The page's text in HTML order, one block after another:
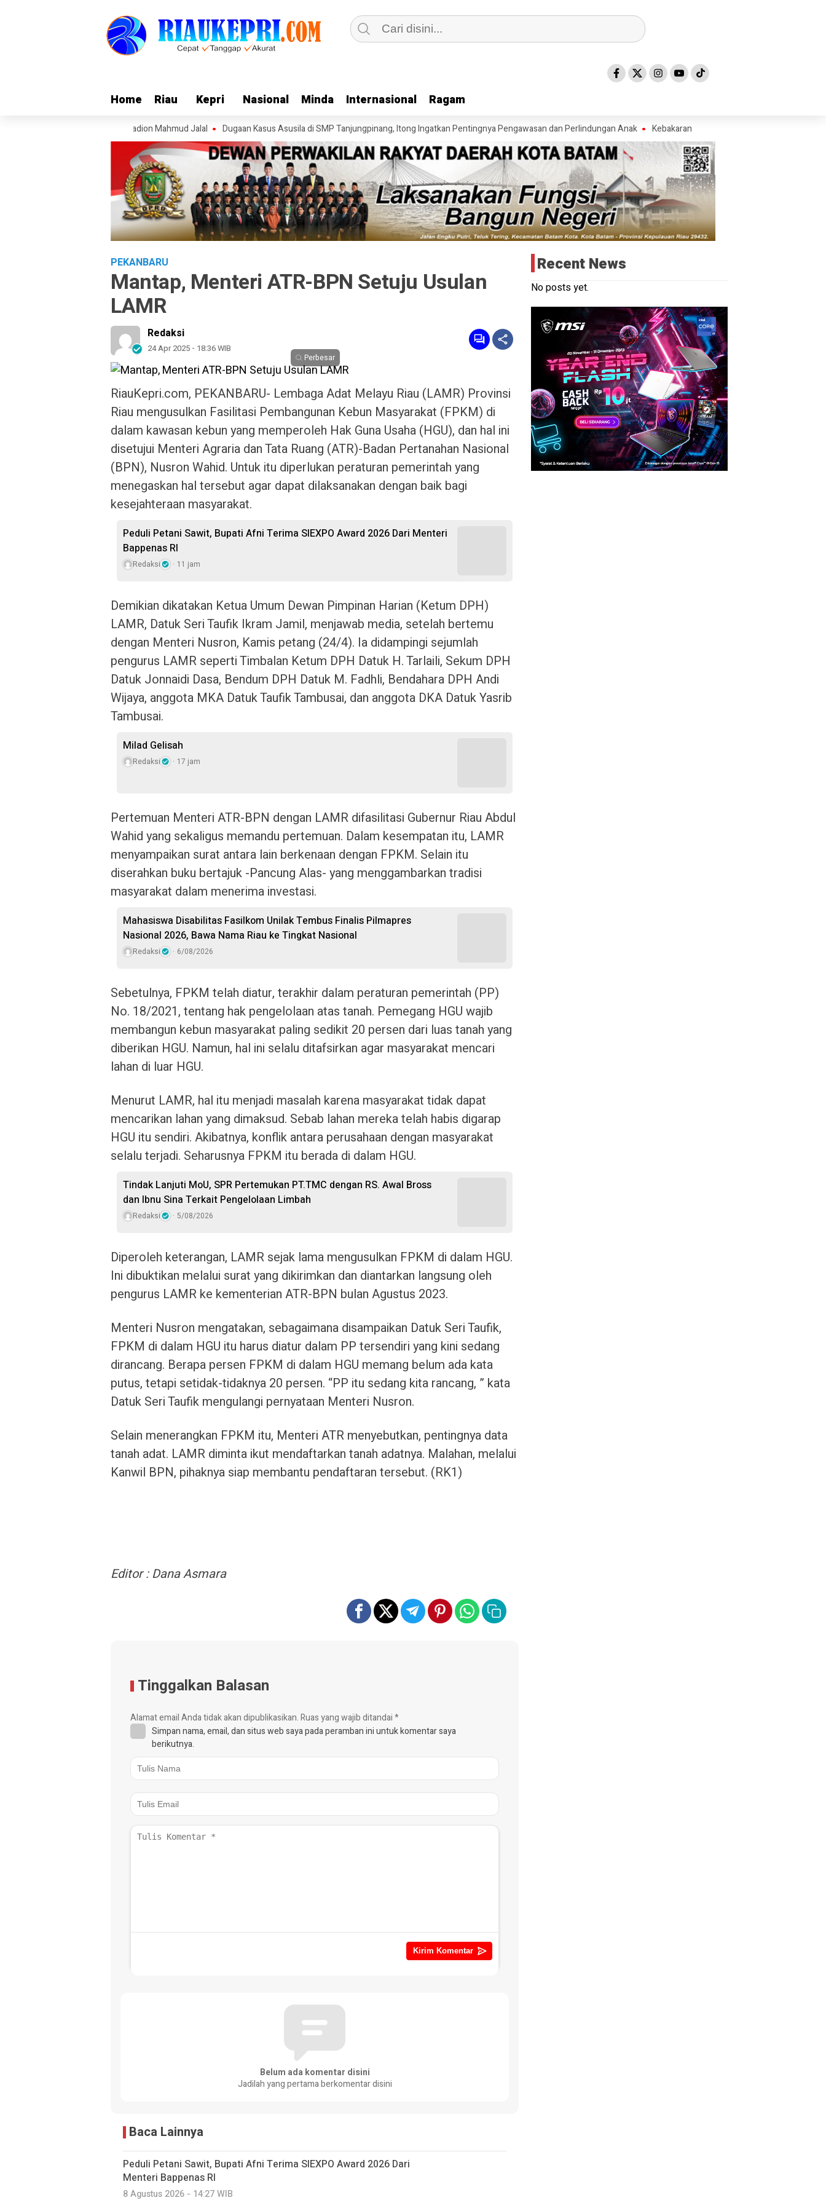
Home Riau Kepri Nasional Minda Internasional Ragam
Home Riau Kepri Nasional Minda Internasional Ragam
Kebakaran Di Depan Stadion Mahmud Jalal Dugaan Kasus Asusila di SMP Tanjungpinang, Itong Ingatkan Pentingnya Pengawasan dan Perlindungan Anak Kebakaran Lahan di Jalan Pramuka, Api Berhasil
PEKANBARU
Mantap, Menteri ATR-BPN Setuju Usulan
LAMR
Redaksi
24 Apr 2025 - 18:36 WIB
Perbesar
RiauKepri.com, PEKANBARU- Lembaga Adat Melayu Riau (LAMR) Provinsi
Riau mengusulkan Fasilitasi Pembangunan Kebun Masyarakat (FPKM) di
dalam kawasan kebun yang memperoleh Hak Guna Usaha (HGU), dan hal ini
disetujui Menteri Agraria dan Tata Ruang (ATR)-Badan Pertanahan Nasional
(BPN), Nusron Wahid. Untuk itu diperlukan peraturan pemerintah yang
menegaskan hal tersebut agar dapat dilaksanakan dengan baik bagi
kesejahteraan masyarakat.
Peduli Petani Sawit, Bupati Afni Terima SIEXPO Award 2026 Dari Menteri
Bappenas RI
Redaksi 11 jam
Demikian dikatakan Ketua Umum Dewan Pimpinan Harian (Ketum DPH)
LAMR, Datuk Seri Taufik Ikram Jamil, menjawab media, setelah bertemu
dengan Menteri Nusron, Kamis petang (24/4). Ia didampingi sejumlah
pengurus LAMR seperti Timbalan Ketum DPH Datuk H. Tarlaili, Sekum DPH
Datuk Jonnaidi Dasa, Bendum DPH Datuk M. Fadhli, Bendahara DPH Andi
Wijaya, anggota MKA Datuk Taufik Tambusai, dan anggota DKA Datuk Yasrib
Tambusai.
Milad Gelisah
Redaksi 17 jam
Pertemuan Menteri ATR-BPN dengan LAMR difasilitasi Gubernur Riau Abdul
Wahid yang sekaligus memandu pertemuan. Dalam kesempatan itu, LAMR
menyampaikan surat antara lain berkenaan dengan FPKM. Selain itu
diserahkan buku bertajuk -Pancung Alas- yang menggambarkan tradisi
masyarakat dalam menerima investasi.
Mahasiswa Disabilitas Fasilkom Unilak Tembus Finalis Pilmapres
Nasional 2026, Bawa Nama Riau ke Tingkat Nasional
Redaksi 6/08/2026
Sebetulnya, FPKM telah diatur, terakhir dalam peraturan pemerintah (PP)
No. 18/2021, tentang hak pengelolaan atas tanah. Pemegang HGU wajib
membangun kebun masyarakat paling sedikit 20 persen dari luas tanah yang
diberikan HGU. Namun, hal ini selalu ditafsirkan agar masyarakat mencari
lahan di luar HGU.
Menurut LAMR, hal itu menjadi masalah karena masyarakat tidak dapat
mencarikan lahan yang dimaksud. Sebab lahan mereka telah habis digarap
HGU itu sendiri. Akibatnya, konflik antara perusahaan dengan masyarakat
selalu terjadi. Seharusnya FPKM itu berada di dalam HGU.
Tindak Lanjuti MoU, SPR Pertemukan PT.TMC dengan RS. Awal Bross
dan Ibnu Sina Terkait Pengelolaan Limbah
Redaksi 5/08/2026
Diperoleh keterangan, LAMR sejak lama mengusulkan FPKM di dalam HGU.
Ini dibuktikan melalui surat yang dikirimkan dan diantarkan langsung oleh
pengurus LAMR ke kementerian ATR-BPN bulan Agustus 2023.
Menteri Nusron mengatakan, sebagaimana disampaikan Datuk Seri Taufik,
FPKM di dalam HGU itu harus diatur dalam PP tersendiri yang kini sedang
dirancang. Berapa persen FPKM di dalam HGU memang belum ada kata
putus, tetapi setidak-tidaknya 20 persen. “PP itu sedang kita rancang, ” kata
Datuk Seri Taufik mengulangi pernyataan Menteri Nusron.
Selain menerangkan FPKM itu, Menteri ATR menyebutkan, pentingnya data
tanah adat. LAMR diminta ikut mendaftarkan tanah adatnya. Malahan, melalui
Kanwil BPN, pihaknya siap membantu pendaftaran tersebut. (RK1)
Editor : Dana Asmara
Tinggalkan Balasan
Alamat email Anda tidak akan dipublikasikan.Ruas yang wajib ditandai*
Simpan nama, email, dan situs web saya pada peramban ini untuk komentar saya
berikutnya.
Belum ada komentar disini
Jadilah yang pertama berkomentar disini
Baca Lainnya
Peduli Petani Sawit, Bupati Afni Terima SIEXPO Award 2026 Dari
Menteri Bappenas RI
8 Agustus 2026 - 14:27 WIB
Recent News
No posts yet.